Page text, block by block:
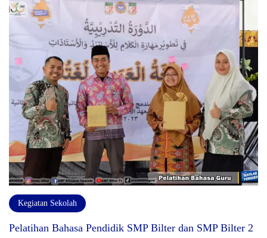
Kegiatan Sekolah
Pelatihan Bahasa Pendidik SMP Bilter dan SMP Bilter 2